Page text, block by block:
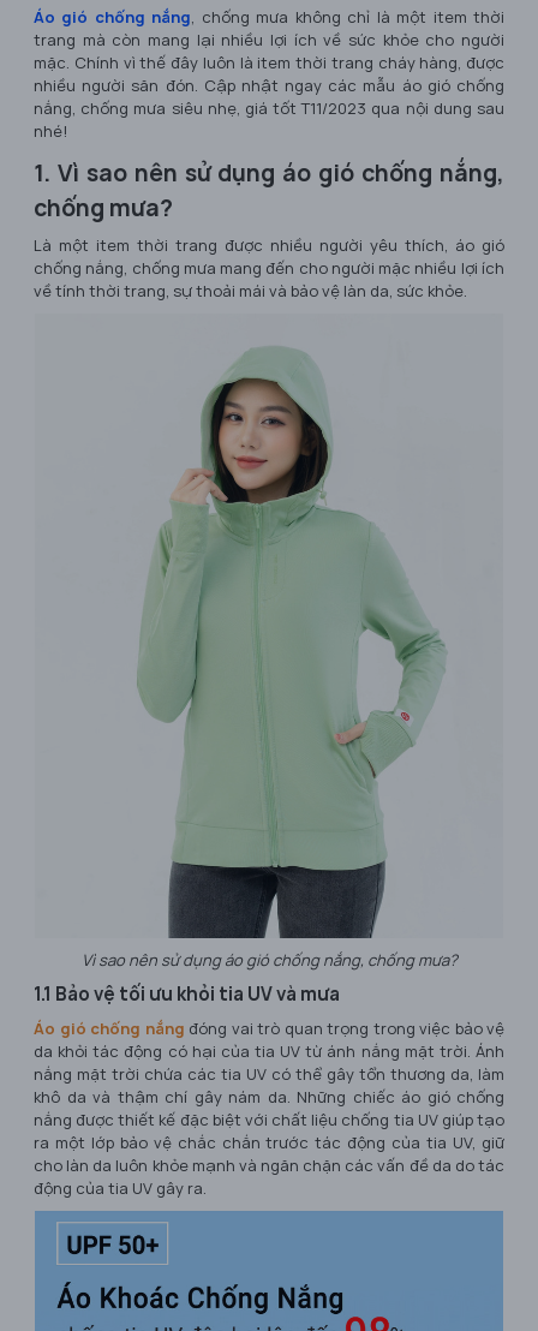
Áo gió chống nắng, chống mưa không chỉ là một item thời
trang mà còn mang lại nhiều lợi ích về sức khỏe cho người
mặc. Chính vì thế đây luôn là item thời trang cháy hàng, được
nhiều người săn đón. Cập nhật ngay các mẫu áo gió chống
nắng, chống mưa siêu nhẹ, giá tốt T11/2023 qua nội dung sau
nhé!
1. Vì sao nên sử dụng áo gió chống nắng,
chống mưa?
Là một item thời trang được nhiều người yêu thích, áo gió
chống nắng, chống mưa mang đến cho người mặc nhiều lợi ích
về tính thời trang, sự thoải mái và bảo vệ làn da, sức khỏe.
Vì sao nên sử dụng áo gió chống nắng, chống mưa?
1.1 Bảo vệ tối ưu khỏi tia UV và mưa
Áo gió chống nắng đóng vai trò quan trọng trong việc bảo vệ
da khỏi tác động có hại của tia UV từ ánh nắng mặt trời. Ánh
nắng mặt trời chứa các tia UV có thể gây tổn thương da, làm
khô da và thậm chí gây nám da. Những chiếc áo gió chống
nắng được thiết kế đặc biệt với chất liệu chống tia UV giúp tạo
ra một lớp bảo vệ chắc chắn trước tác động của tia UV, giữ
cho làn da luôn khỏe mạnh và ngăn chặn các vấn đề da do tác
động của tia UV gây ra.